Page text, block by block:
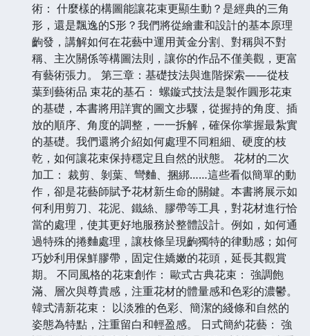
術： 什麼樣的構圖能讓花束更顯生動？是經典的三角
形，還是飄逸的S形？我們將從繪畫和設計的基本原理
齣發，講解如何在花藝中運用黃金分割、對稱與不對
稱、主次關係等構圖法則，讓你的作品不僅美觀，更富
有藝術張力。 第三章：基礎技法與進階探索——從枝
葉到藝術品 束花的基石： 螺鏇式技法是製作圓形花束
的基礎，本書將用詳實的圖文步驟，從握持的角度、插
放的順序、角度的調整，一一拆解，確保你掌握最紮實
的基礎。我們還將介紹如何處理不同粗細、硬度的枝
乾，如何讓花束保持穩定且自然的狀態。 花材的二次
加工： 裁剪、剝葉、彎麯、捆綁……這些看似簡單的動
作，卻是花藝師賦予花材新生命的關鍵。本書將展示如
何利用剪刀、花泥、鐵絲、膠帶等工具，對花材進行恰
當的處理，使其更好地服務於整體設計。例如，如何通
過特殊的捲麯處理，讓枝條呈現齣獨特的律動感；如何
巧妙利用保鮮膠帶，固定住嬌嫩的花頭，延長其觀賞
期。 不同風格的花束創作： 歐式古典花束： 強調飽
滿、層次與尊貴感，注重花材的體量感和色彩的濃鬱。
韓式清新花束： 以淡雅的色彩、簡潔的綫條和自然的
姿態為特點，注重留白和輕盈感。 日式簡約花藝： 強